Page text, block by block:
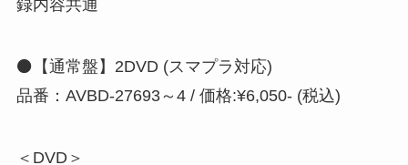
録内容共通
⚫【通常盤】2DVD (スマプラ対応)
品番：AVBD-27693～4 / 価格:¥6,050- (税込)
＜DVD＞